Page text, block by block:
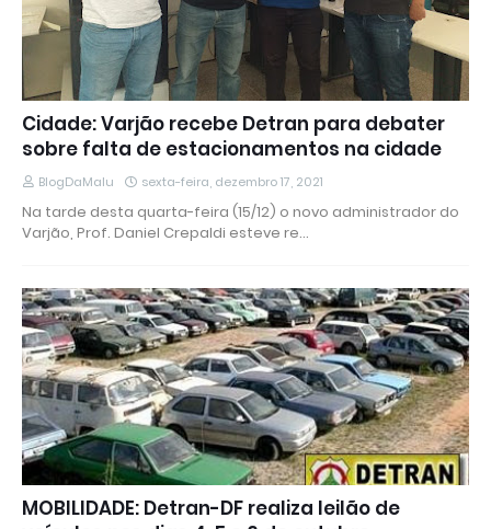
Cidade: Varjão recebe Detran para debater
sobre falta de estacionamentos na cidade
BlogDaMalu sexta-feira, dezembro 17, 2021
Na tarde desta quarta-feira (15/12) o novo administrador do
Varjão, Prof. Daniel Crepaldi esteve re…
MOBILIDADE: Detran-DF realiza leilão de